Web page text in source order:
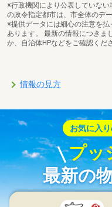
※行政機関により公表していな
の政令指定都市は、市全体のデ
※提供データには細心の注意を
あります。 最新の情報につきま
か、自治体HPなどをご確認くだ
情報の見方
お気に入
プッ
最新の